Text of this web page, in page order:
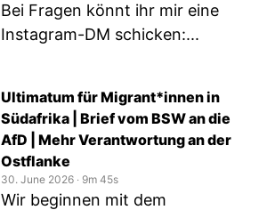
Bei Fragen könnt ihr mir eine
Instagram-DM schicken:...
Ultimatum für Migrant*innen in
Südafrika | Brief vom BSW an die
AfD | Mehr Verantwortung an der
Ostflanke
30. June 2026 ‧ 9m 45s
Wir beginnen mit dem